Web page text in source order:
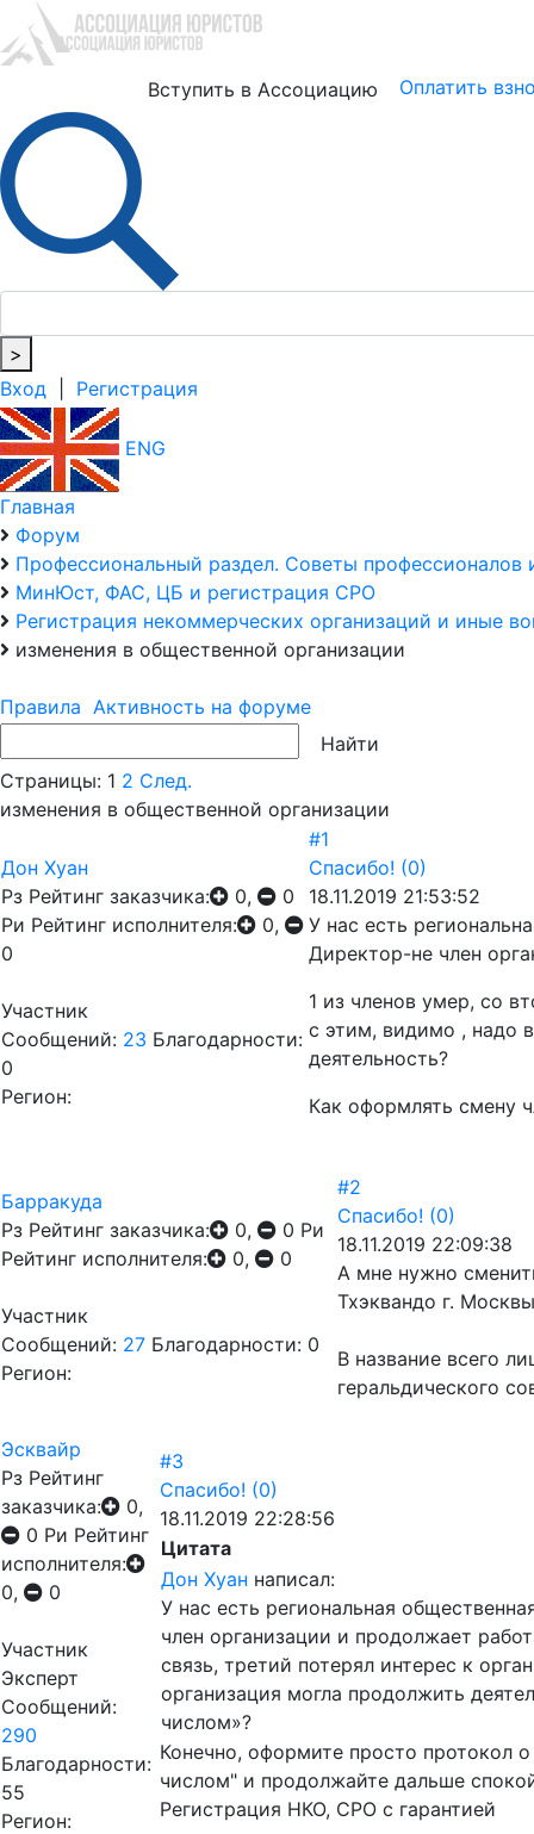
Вступить в Ассоциацию Оплатить
>
Вход
Регистрация
ENG
Главная
Форум
Профессиональный раздел. Советы
МинЮст, ФАС, ЦБ и регистрация СРО
Регистрация некоммерческих организаций и иные
изменения в общественной организации
Правила Активность на форуме
Страницы: 1 2 След.
изменения в общественной организации
Дон Хуан
Рз Рейтинг заказчика: 0,
0
Ри Рейтинг исполнителя:
0,
0
Участник
Сообщений: 23 Благодарности:
0
Регион:
#1
Спасибо! (0)
18.11.2019 21:53:52
У нас есть
Директор-не член
1 из членов умер, со
с этим, видимо , надо
деятельность?
Как оформлять смену
Барракуда
Рз Рейтинг заказчика: 0, 0 Ри
Рейтинг исполнителя:
0, 0
Участник
Сообщений: 27 Благодарности: 0
Регион:
#2
Спасибо! (0)
18.11.2019 22:09:38
А мне нужно
Тхэквандо г.
В название всего
геральдического
Эсквайр
Рз Рейтинг
заказчика:
0,
0 Ри Рейтинг
исполнителя:
0,
0
Участник
Эксперт
Сообщений:
290
Благодарности:
55
Регион:
#3
Спасибо! (0)
18.11.2019 22:28:56
Цитата
Дон Хуан написал:
У нас есть региональная
член организации и продолжает
связь, третий потерял интерес к
организация могла продолжить
числом»?
Конечно, оформите просто протокол
числом" и продолжайте дальше
Регистрация НКО, СРО с гарантией